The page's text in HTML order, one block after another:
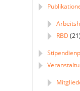
RBD (21)